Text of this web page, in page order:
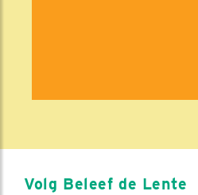
Volg Beleef de Lente